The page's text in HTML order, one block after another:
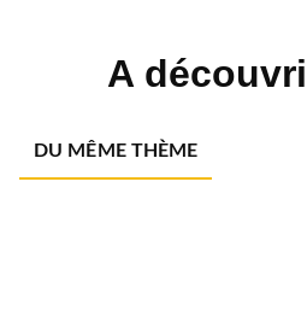
A
DU MÊME THÈME